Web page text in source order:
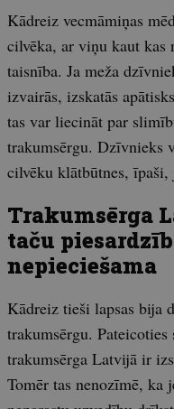
Kādreiz vecmāmiņas
cilvēka, ar viņu kaut
taisnība. Ja meža
izvairās, izskatās
tas var liecināt par
trakumsērgu. Dzīvnieks
cilvēku klātbūtnes,
Trakumsērga
taču
nepieciešama
Kādreiz tieši lapsas bija
trakumsērgu.
trakumsērga Latvijā ir
Tomēr tas nenozīmē, ka